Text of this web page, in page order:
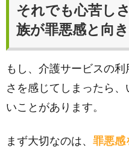
それでも心苦し
族が罪悪感と向
もし、介護サービスの
さを感じてしまったら
いことがあります。
まず大切なのは、 罪悪感